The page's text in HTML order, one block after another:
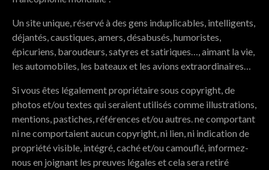
Un site unique, réservé à des gens induplicables, intelligents,
déjantés, caustiques, amers, désabusés, humoristes,
épicuriens, baroudeurs, satyres et satiriques…, aimant la vie,
les automobiles, les bateaux et les avions extraordinaires…
Si vous êtes légalement propriétaire sous copyright, de
photos et/ou textes qui seraient utilisés comme illustrations,
mentions, pastiches, références et/ou autres. ne comportant
ni ne comportaient aucun copyright, ni lien, ni indication de
propriété visible, intégré, caché et/ou camouflé, informez-
nous en joignant les preuves légales et cela sera retiré